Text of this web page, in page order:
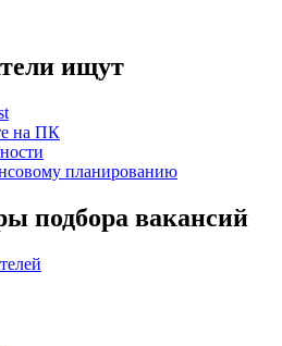
ищут
на ПК
планированию
подбора вакансий